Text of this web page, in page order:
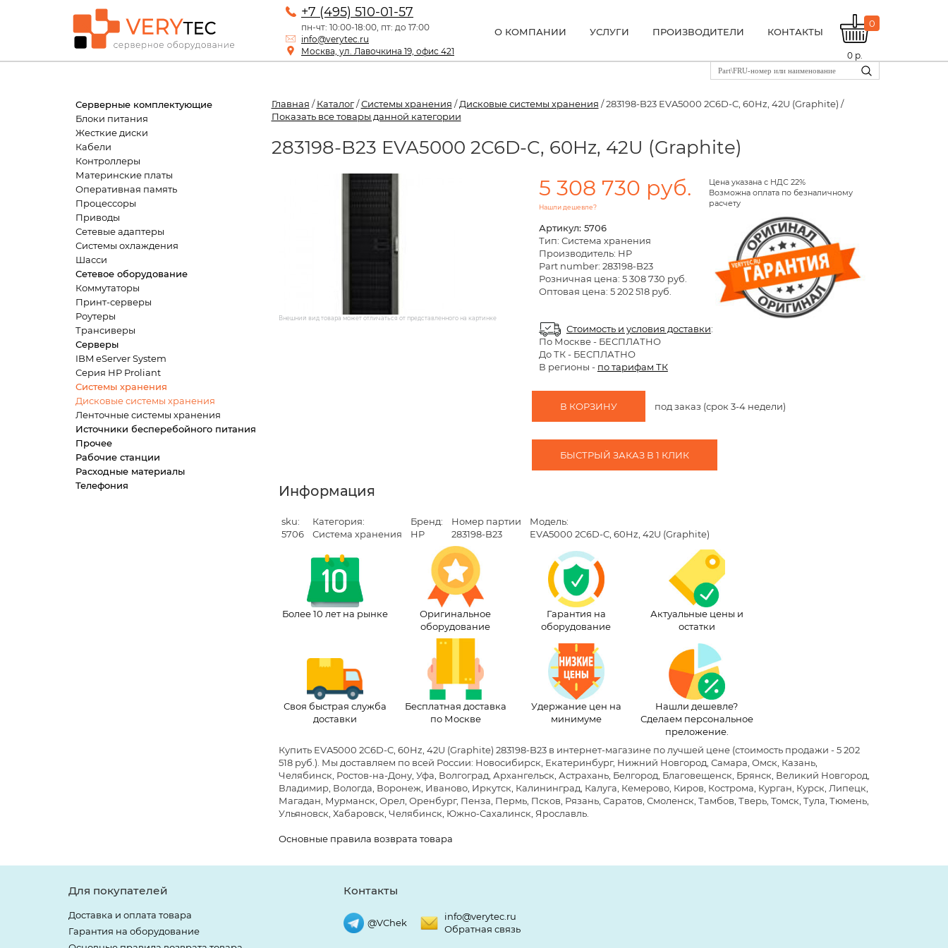
+7 (495) 510-01-57
пн-чт: 10:00-18:00, пт: до 17:00
info@verytec.ru
Москва, ул. Лавочкина 19, офис 421
О КОМПАНИИ УСЛУГИ ПРОИЗВОДИТЕЛИ КОНТАКТЫ
0
0 р.
Серверные комплектующие
Блоки питания
Жесткие диски
Кабели
Контроллеры
Материнские платы
Оперативная память
Процессоры
Приводы
Сетевые адаптеры
Системы охлаждения
Шасси
Сетевое оборудование
Коммутаторы
Принт-серверы
Роутеры
Трансиверы
Серверы
IBM eServer System
Серия HP Proliant
Системы хранения
Дисковые системы хранения
Ленточные системы хранения
Источники бесперебойного питания
Прочее
Рабочие станции
Расходные материалы
Телефония
Главная /Каталог/Системы хранения /Дисковые системы хранения / 283198-B23 EVA5000 2C6D-C, 60Hz, 42U (Graphite) /
Показать все товары данной категории
283198-B23 EVA5000 2C6D-C, 60Hz, 42U (Graphite)
Внешний вид товара может отличаться от представленного на картинке
5 308 730 руб.
Нашли дешевле?
Цена указана с НДС 22%
Возможна оплата по безналичному
расчету
Артикул: 5706
Тип: Система хранения
Производитель: HP
Part number: 283198-B23
Розничная цена: 5 308 730 руб.
Оптовая цена: 5 202 518 руб.
Стоимость и условия доставки:
По Москве- БЕСПЛАТНО
До ТК - БЕСПЛАТНО
В регионы - по тарифам ТК
В КОРЗИНУ под заказ (срок 3-4 недели)
БЫСТРЫЙ ЗАКАЗ В 1 КЛИК
Информация
sku:
5706
Категория:
Система хранения
Бренд:
HP
Номер партии
283198-B23
Модель:
EVA5000 2C6D-C, 60Hz, 42U (Graphite)
Более 10 лет на рынке
Оригинальное
оборудование
Гарантия на
оборудование
Актуальные цены и
остатки
Своя быстрая служба
доставки
Бесплатная доставка
по Москве
Удержание цен на
минимуме
Нашли дешевле?
Сделаем персональное
преложение.
Купить EVA5000 2C6D-C, 60Hz, 42U (Graphite) 283198-B23 в интернет-магазине по лучшей цене(стоимость продажи - 5 202
518 руб.) . Мы доставляем по всей России: Новосибирск, Екатеринбург, Нижний Новгород, Самара, Омск, Казань,
Челябинск, Ростов-на-Дону, Уфа, Волгоград, Архангельск, Астрахань, Белгород, Благовещенск, Брянск, Великий Новгород,
Владимир, Вологда, Воронеж, Иваново, Иркутск, Калининград, Калуга, Кемерово, Киров, Кострома, Курган, Курск, Липецк,
Магадан, Мурманск, Орел, Оренбург, Пенза, Пермь, Псков, Рязань, Саратов, Смоленск, Тамбов, Тверь, Томск, Тула, Тюмень,
Ульяновск, Хабаровск, Челябинск, Южно-Сахалинск, Ярославль.
Основные правила возврата товара
Для покупателей
Доставка и оплата товара
Гарантия на оборудование
Контакты
@VChek
info@verytec.ru
Обратная связь